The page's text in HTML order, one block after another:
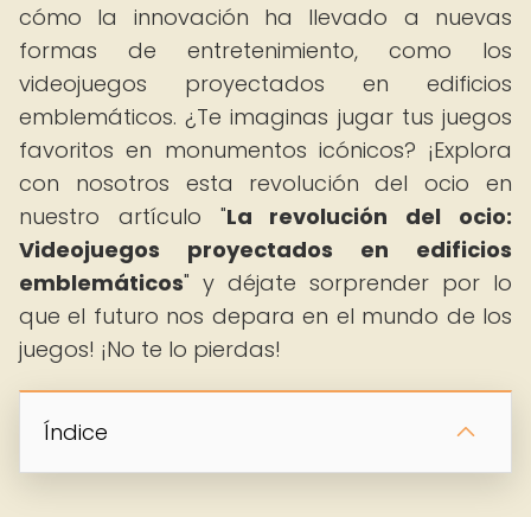
cómo la innovación ha llevado a nuevas
formas de entretenimiento, como los
videojuegos proyectados en edificios
emblemáticos. ¿Te imaginas jugar tus juegos
favoritos en monumentos icónicos? ¡Explora
con nosotros esta revolución del ocio en
nuestro artículo "La revolución del ocio:
Videojuegos proyectados en edificios
emblemáticos" y déjate sorprender por lo
que el futuro nos depara en el mundo de los
juegos! ¡No te lo pierdas!
Índice